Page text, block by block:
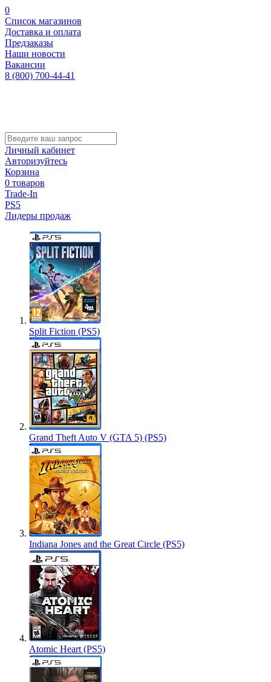
0
Список магазинов
Доставка и оплата
Предзаказы
Наши новости
Вакансии
8 (800) 700-44-41
Личный кабинет
Авторизуйтесь
Корзина
0 товаров
Trade-In
PS5
Лидеры продаж
Split Fiction (PS5)
Grand Theft Auto V (GTA 5) (PS5)
Indiana Jones and the Great Circle (PS5)
Atomic Heart (PS5)